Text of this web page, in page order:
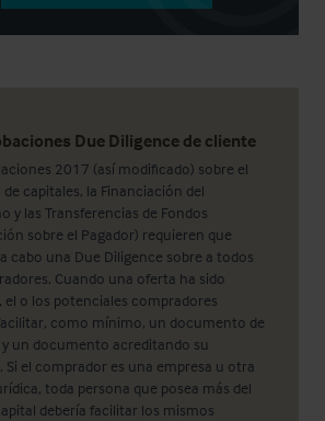
Due Diligence de cliente
2017 (así modificado) sobre el
de capitales, la Financiación del
y las Transferencias de Fondos
sobre el Pagador) requieren que
cabo una Due Diligence sobre a todos
Cuando una oferta ha sido
el o los potenciales compradores
como mínimo, un documento de
un documento acreditando su
Si el comprador es una empresa u otra
toda persona que posea más del
debería facilitar los mismos